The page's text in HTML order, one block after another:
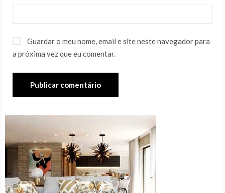
Guardar o meu nome, email e site neste navegador para
a próxima vez que eu comentar.